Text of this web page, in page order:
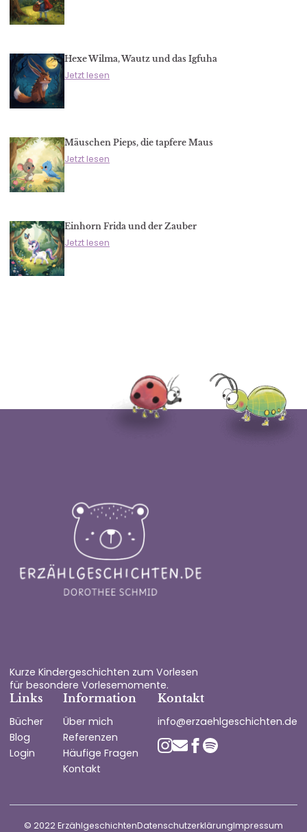
Hexe Wilma, Wautz und das Igfuha
Jetzt lesen
Mäuschen Pieps, die tapfere Maus
Jetzt lesen
Einhorn Frida und der Zauber
Jetzt lesen
Kurze Kindergeschichten zum Vorlesen
für besondere Vorlesemomente.
Links
Bücher
Blog
Login
Information
Über mich
Referenzen
Häufige Fragen
Kontakt
Kontakt
info@erzaehlgeschichten.de
© 2022 ErzählgeschichtenDatenschutzerklärungImpressum